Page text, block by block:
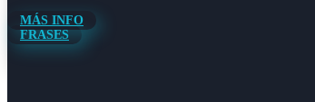
MÁS INFO
FRASES